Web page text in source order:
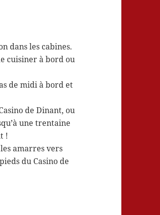
dans les cabines.
cuisiner à bord ou
de midi à bord et
de Dinant, ou
une trentaine
!
amarres vers
du Casino de